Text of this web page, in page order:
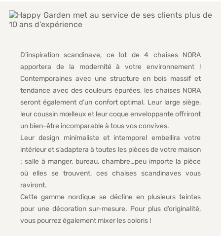
D’inspiration scandinave, ce lot de 4 chaises NORA
apportera de la modernité à votre environnement !
Contemporaines avec une structure en bois massif et
tendance avec des couleurs épurées, les chaises NORA
seront également d’un confort optimal. Leur large siège,
leur coussin mœlleux et leur coque enveloppante offriront
un bien-être incomparable à tous vos convives.
Leur design minimaliste et intemporel embellira votre
intérieur et s’adaptera à toutes les pièces de votre maison
: salle à manger, bureau, chambre…peu importe la pièce
où elles se trouvent, ces chaises scandinaves vous
raviront.
Cette gamme nordique se décline en plusieurs teintes
pour une décoration sur-mesure. Pour plus d’originalité,
vous pourrez également mixer les coloris !